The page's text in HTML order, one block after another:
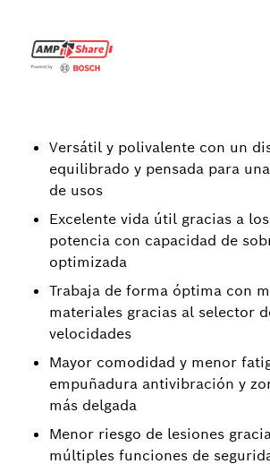
Versátil y polivalente con un
equilibrado y pensada para
de usos
Excelente vida útil gracias a
potencia con capacidad de
optimizada
Trabaja de forma óptima con
materiales gracias al selector
velocidades
Mayor comodidad y menor
empuñadura antivibración y
más delgada
Menor riesgo de lesiones
múltiples funciones de